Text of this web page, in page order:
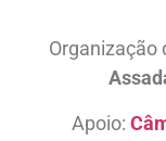
Organização
Apoio: